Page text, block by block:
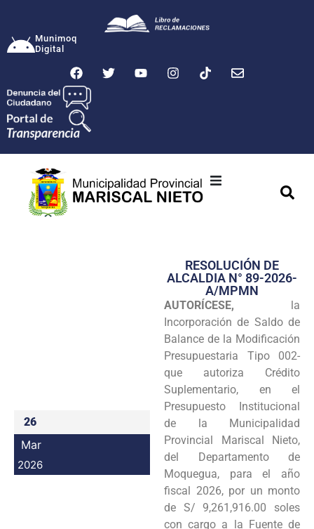
Munimoq
Digital
Transparencia
Seguridad
Programas
Intranet
26
Mar
2026
RESOLUCIÓN DE
ALCALDIA N° 89-2026-
A/MPMN
AUTORÍCESE, la
Incorporación de Saldo de
Balance de la Modificación
Presupuestaria Tipo 002-
que autoriza Crédito
Suplementario, en el
Presupuesto Institucional
de la Municipalidad
Provincial Mariscal Nieto,
del Departamento de
Moquegua, para el año
fiscal 2026, por un monto
de S/ 9,261,916.00 soles
con cargo a la Fuente de